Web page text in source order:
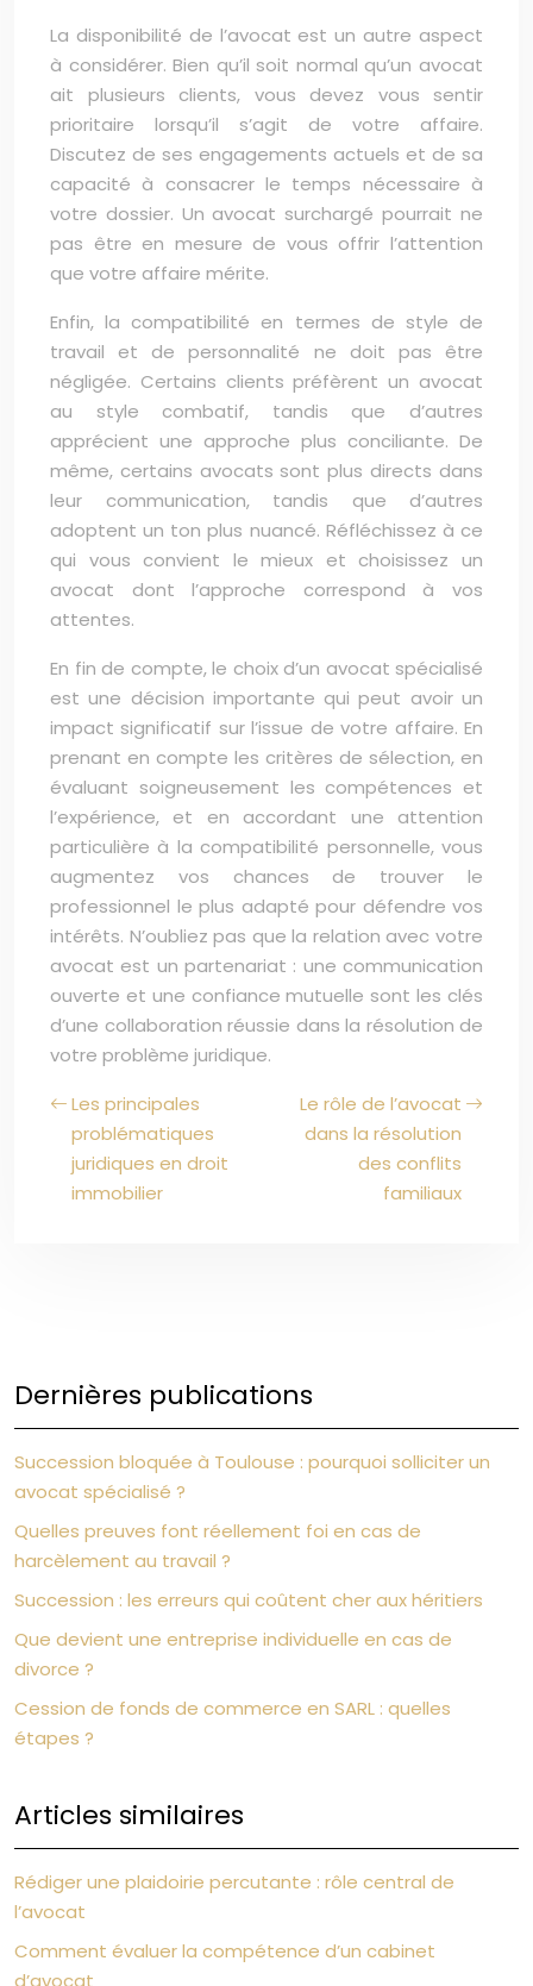
La disponibilité de l’avocat est un autre aspect
à considérer. Bien qu’il soit normal qu’un avocat
ait plusieurs clients, vous devez vous sentir
prioritaire lorsqu’il s’agit de votre affaire.
Discutez de ses engagements actuels et de sa
capacité à consacrer le temps nécessaire à
votre dossier. Un avocat surchargé pourrait ne
pas être en mesure de vous offrir l’attention
que votre affaire mérite.
Enfin, la compatibilité en termes de style de
travail et de personnalité ne doit pas être
négligée. Certains clients préfèrent un avocat
au style combatif, tandis que d’autres
apprécient une approche plus conciliante. De
même, certains avocats sont plus directs dans
leur communication, tandis que d’autres
adoptent un ton plus nuancé. Réfléchissez à ce
qui vous convient le mieux et choisissez un
avocat dont l’approche correspond à vos
attentes.
En fin de compte, le choix d’un avocat spécialisé
est une décision importante qui peut avoir un
impact significatif sur l’issue de votre affaire. En
prenant en compte les critères de sélection, en
évaluant soigneusement les compétences et
l’expérience, et en accordant une attention
particulière à la compatibilité personnelle, vous
augmentez vos chances de trouver le
professionnel le plus adapté pour défendre vos
intérêts. N’oubliez pas que la relation avec votre
avocat est un partenariat : une communication
ouverte et une confiance mutuelle sont les clés
d’une collaboration réussie dans la résolution de
votre problème juridique.
Les principales
problématiques
juridiques en droit
immobilier
Le rôle de l’avocat
dans la résolution
des conflits
familiaux
Dernières publications
Succession bloquée à Toulouse : pourquoi solliciter un
avocat spécialisé ?
Quelles preuves font réellement foi en cas de
harcèlement au travail ?
Succession : les erreurs qui coûtent cher aux héritiers
Que devient une entreprise individuelle en cas de
divorce ?
Cession de fonds de commerce en SARL : quelles
étapes ?
Articles similaires
Rédiger une plaidoirie percutante : rôle central de
l’avocat
Comment évaluer la compétence d’un cabinet
d’avocat